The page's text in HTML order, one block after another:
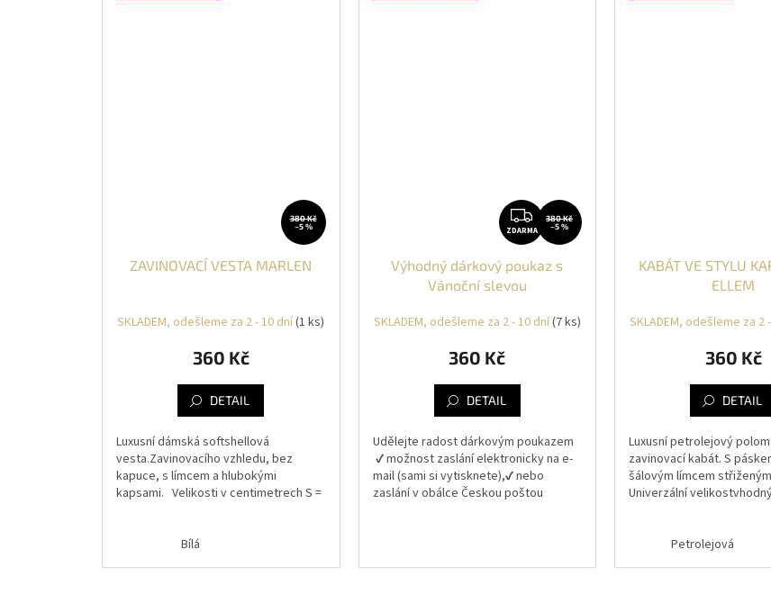
380 Kč
–5 %
ZAVINOVACÍ VESTA MARLEN
SKLADEM, odešleme za 2 - 10 dní(1 ks)
360 Kč
DETAIL
Luxusní dámská softshellová
vesta.Zavinovacího vzhledu, bez
kapuce, s límcem a hlubokými
kapsami. Velikosti v centimetrech S =
Bílá
ZDARMA
ZDARMA
380 Kč
–5 %
Výhodný dárkový poukaz s
Vánoční slevou
SKLADEM, odešleme za 2 - 10 dní(7 ks)
360 Kč
DETAIL
Udělejte radost dárkovým poukazem
✔️ možnost zaslání elektronicky na e-
mail (sami si vytisknete),✔️ nebo
zaslání v obálce Českou poštou
KABÁT VE STYLU
ELLEM
SKLADEM, odešleme za 2
360 Kč
DETAIL
Luxusní petrolejový
zavinovací kabát. S
šálovým límcem
Univerzální
Petrolejová